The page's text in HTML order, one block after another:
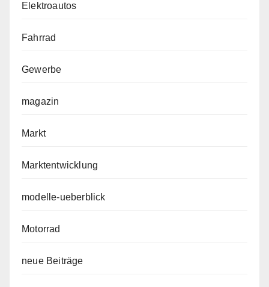
Elektroautos
Fahrrad
Gewerbe
magazin
Markt
Marktentwicklung
modelle-ueberblick
Motorrad
neue Beiträge